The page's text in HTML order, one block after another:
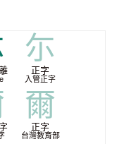
尓
正字
入管正字
爾
正字
台灣教育部